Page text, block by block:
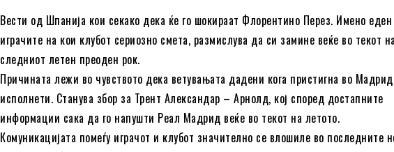
Вести од Шпанија кои секако дека ќе го шокираат Флорентино Перез. Имено
играчите на кои клубот сериозно смета, размислува да си замине веќе во текот
следниот летен преоден рок.
Причината лежи во чувството дека ветувањата дадени кога пристигна во
исполнети. Станува збор за Трент Александар – Арнолд, кој според достапните
информации сака да го напушти Реал Мадрид веќе во текот на летото.
Комуникацијата помеѓу играчот и клубот значително се влошиле во последните